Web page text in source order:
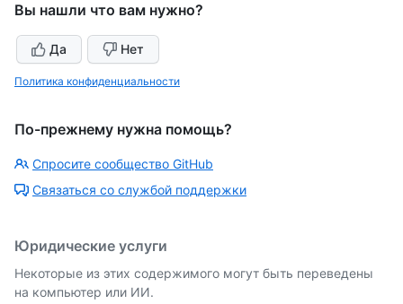
Вы нашли что вам нужно?
Да Нет
Политика конфиденциальности
По-прежнему нужна помощь?
Спросите сообщество GitHub
Связаться со службой поддержки
Юридические услуги
Некоторые из этих содержимого могут быть переведены
на компьютер или ИИ.